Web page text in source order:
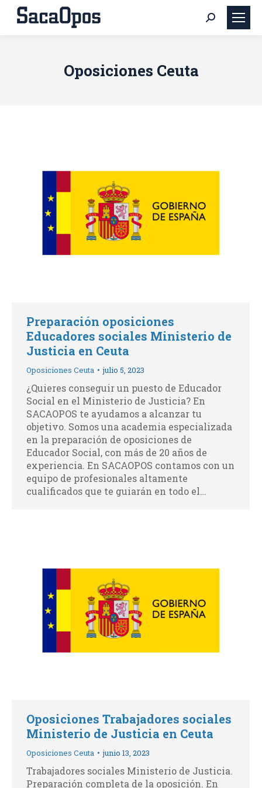
Buscar:
Oposiciones Ceuta
Preparación oposiciones
Educadores sociales Ministerio de
Justicia en Ceuta
Oposiciones Ceuta julio 5, 2023
¿Quieres conseguir un puesto de Educador
Social en el Ministerio de Justicia? En
SACAOPOS te ayudamos a alcanzar tu
objetivo. Somos una academia especializada
en la preparación de oposiciones de
Educador Social, con más de 20 años de
experiencia. En SACAOPOS contamos con un
equipo de profesionales altamente
cualificados que te guiarán en todo el…
Oposiciones Trabajadores sociales
Ministerio de Justicia en Ceuta
Oposiciones Ceuta junio 13, 2023
Trabajadores sociales Ministerio de Justicia.
Preparación completa de la oposición. En